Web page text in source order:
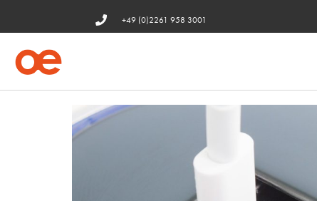
+49 (0)2261 958 3001